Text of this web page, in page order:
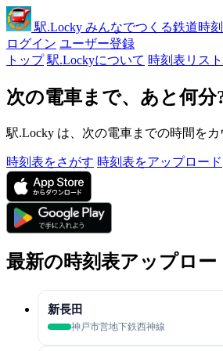
駅.Locky みんなでつくる鉄道時
ログイン ユーザー登録
トップ 駅.Lockyについて 時刻表リスト
次の電車まで、あと何分
駅.Locky は、次の電車までの時間を
時刻表をさがす 時刻表をアップロード
最新の時刻表アップロー
新長田
神戸市営地下鉄西神線